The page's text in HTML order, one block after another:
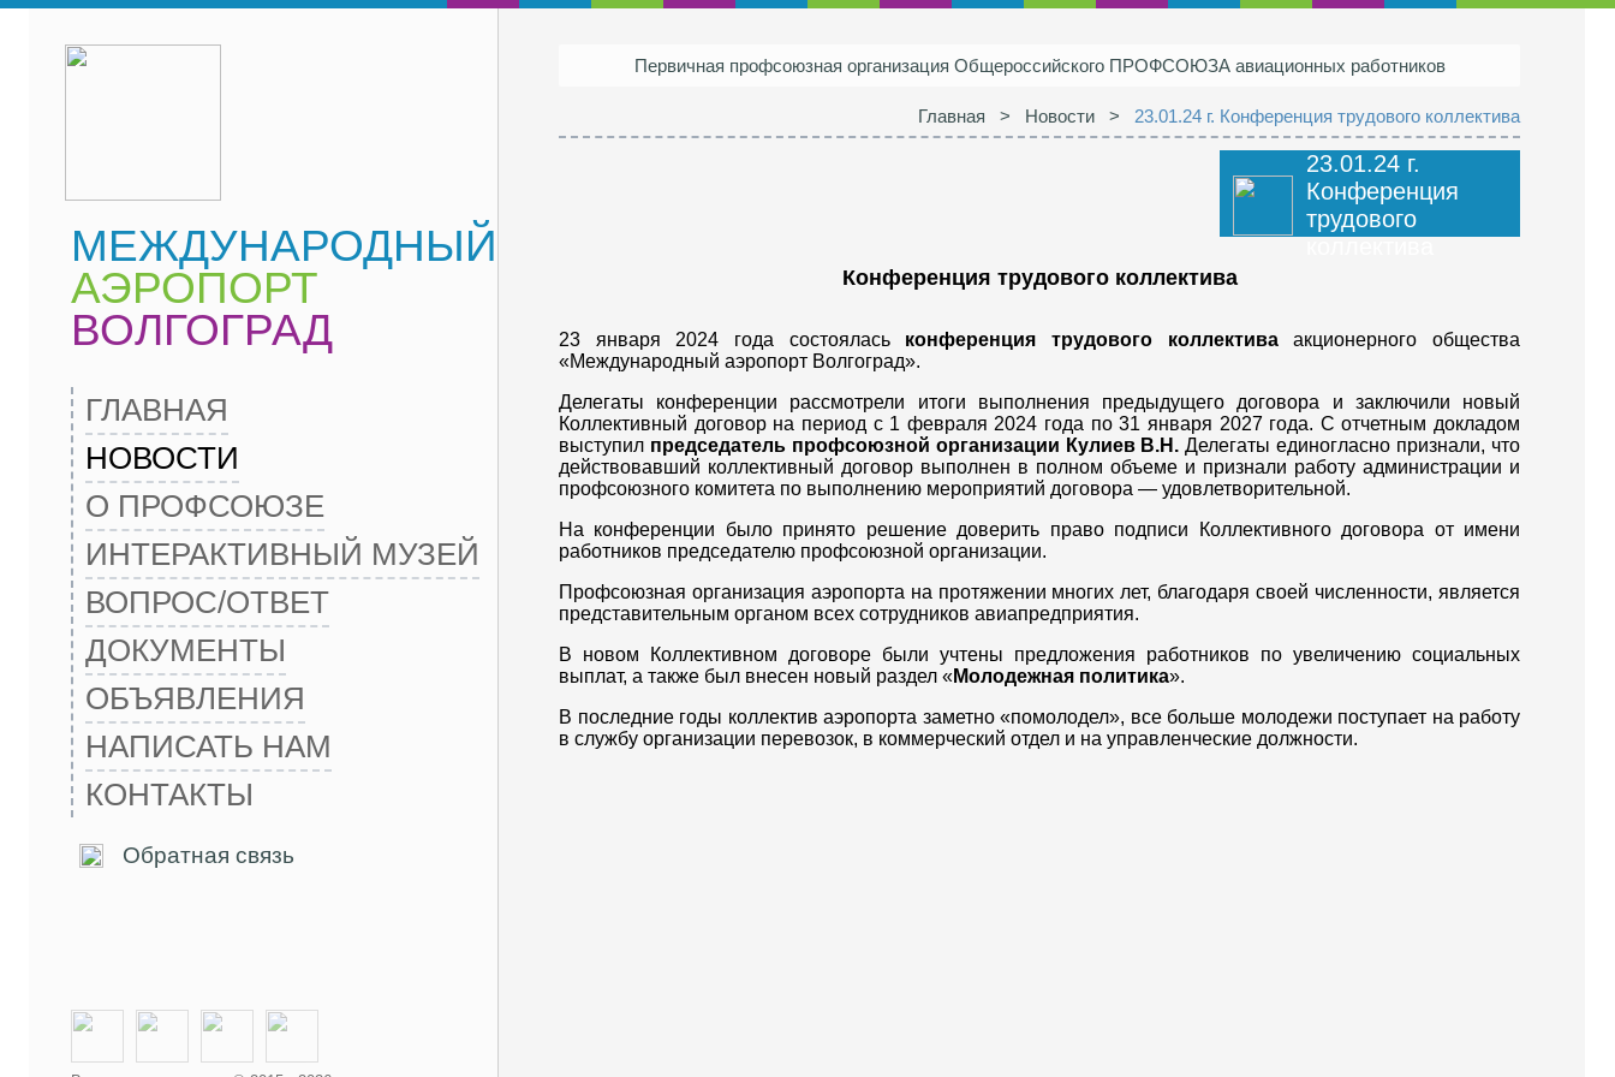
МЕЖДУНАРОДНЫЙ
АЭРОПОРТ
ВОЛГОГРАД
ГЛАВНАЯ
НОВОСТИ
О ПРОФСОЮЗЕ
ИНТЕРАКТИВНЫЙ МУЗЕЙ
ВОПРОС/ОТВЕТ
ДОКУМЕНТЫ
ОБЪЯВЛЕНИЯ
НАПИСАТЬ НАМ
КОНТАКТЫ
Обратная связь
Первичная профсоюзная организация Общероссийского ПРОФСОЮЗА авиационных работников
Главная > Новости > 23.01.24 г. Конференция трудового коллектива
23.01.24 г.
Конференция
трудового
Конференция трудового коллектива
23 января 2024 года состоялась конференция трудового коллективаакционерного общества
«Международный аэропорт Волгоград».
Делегаты конференции рассмотрели итоги выполнения предыдущего договора и заключили новый
Коллективный договор на период с 1 февраля 2024 года по 31 января 2027 года. С отчетным докладом
выступил председатель профсоюзной организации Кулиев В.Н. Делегаты единогласно признали, что
действовавший коллективный договор выполнен в полном объеме и признали работу администрации и
профсоюзного комитета по выполнению мероприятий договора — удовлетворительной.
На конференции было принято решение доверить право подписи Коллективного договора от имени
работников председателю профсоюзной организации.
Профсоюзная организация аэропорта на протяжении многих лет, благодаря своей численности, является
представительным органом всех сотрудников авиапредприятия.
В новом Коллективном договоре были учтены предложения работников по увеличению социальных
выплат, а также был внесен новый раздел «Молодежная политика».
В последние годы коллектив аэропорта заметно «помолодел», все больше молодежи поступает на работу
в службу организации перевозок, в коммерческий отдел и на управленческие должности.